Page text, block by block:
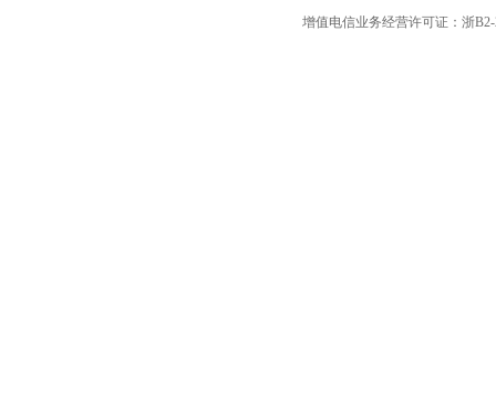
增值电信业务经营许可证：浙